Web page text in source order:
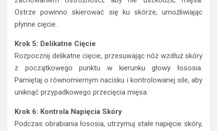
Ostrze powinno skierować się ku skórze, umożliwiając
płynne cięcie.
Krok 5: Delikatne Cięcie
Rozpocznij delikatne cięcie, przesuwając nóż wzdłuż skóry
z początkowego punktu w kierunku głowy łososia.
Pamiętaj o równomiernym nacisku i kontrolowanej sile, aby
uniknąć przypadkowego przecięcia mięsa.
Krok 6: Kontrola Napięcia Skóry
Podczas obrabiania łososia, utrzymuj stałe napięcie skóry,